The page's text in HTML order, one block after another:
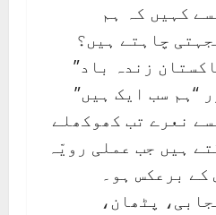
کہیں کہ ہم
چاہتے ہیں؟
زندہ باد”
“ہم سب ایک ہیں”
نعرے تب کھوکھلے
ہیں جب عملی رویّہ
کے برعکس ہو۔
پٹھان،